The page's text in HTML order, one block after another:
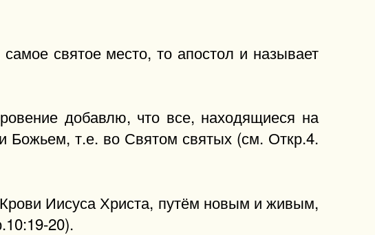
святое место, то апостол и называет
добавлю, что все, находящиеся на
Божьем, т.е. во Святом святых (см. Откр.4.
Иисуса Христа, путём новым и живым,
20).